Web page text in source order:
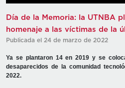
Día de la Memoria: la UTNBA
homenaje a las víctimas de la
Publicada el 24 de marzo de 2022
Ya se plantaron 14 en 2019 y se
desaparecidos de la comunidad
2022.